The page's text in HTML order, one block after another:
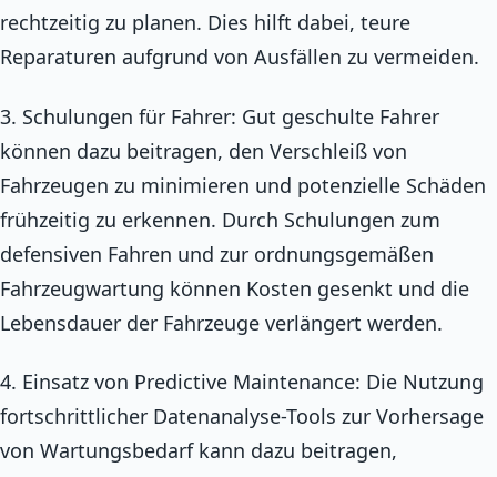
rechtzeitig zu planen. Dies hilft dabei, teure
Reparaturen aufgrund von Ausfällen zu vermeiden.
3. Schulungen für Fahrer: Gut geschulte Fahrer
können dazu beitragen, den Verschleiß von
Fahrzeugen zu minimieren und potenzielle Schäden
frühzeitig zu erkennen. Durch Schulungen zum
defensiven Fahren und zur ordnungsgemäßen
Fahrzeugwartung können Kosten gesenkt und die
Lebensdauer der Fahrzeuge verlängert werden.
4. Einsatz von Predictive Maintenance: Die Nutzung
fortschrittlicher Datenanalyse-Tools zur Vorhersage
von Wartungsbedarf kann dazu beitragen,